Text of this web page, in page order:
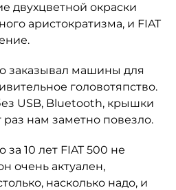
двухцветной окраски
аристократизма, и FIAT
заказывал машины для
головотяпство.
USB, Bluetooth, крышки
раз нам заметно повезло.
10 лет FIAT 500 не
очень актуален,
насколько надо, и